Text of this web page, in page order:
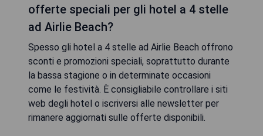
offerte speciali per gli hotel a 4 stelle
ad Airlie Beach?
Spesso gli hotel a 4 stelle ad Airlie Beach offrono
sconti e promozioni speciali, soprattutto durante
la bassa stagione o in determinate occasioni
come le festività. È consigliabile controllare i siti
web degli hotel o iscriversi alle newsletter per
rimanere aggiornati sulle offerte disponibili.